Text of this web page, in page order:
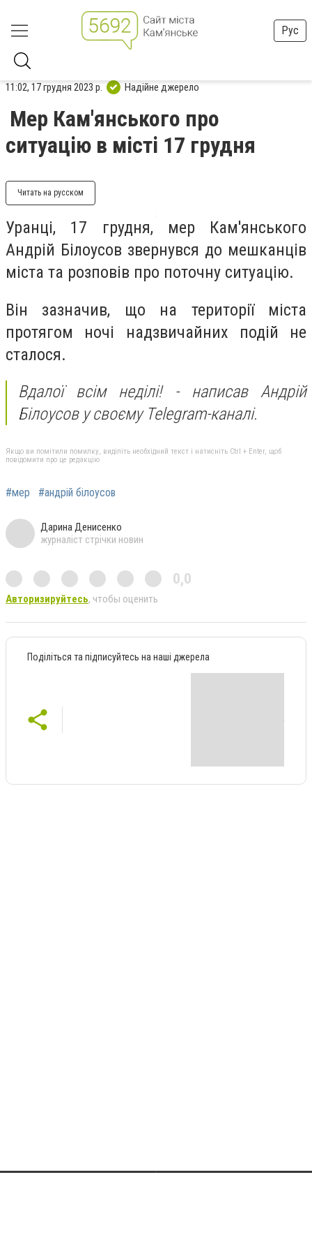
Рус
11:02, 17 грудня 2023 р. Надійне джерело
Мер Кам'янського про
ситуацію в місті 17 грудня
Читать на русском
Уранці, 17 грудня, мер Кам'янського
Андрій Білоусов звернувся до мешканців
міста та розповів про поточну ситуацію.
Він зазначив, що на території міста
протягом ночі надзвичайних подій не
сталося.
Вдалої всім неділі! - написав Андрій
Білоусов у своєму Telegram-каналі.
Якщо ви помітили помилку, виділіть необхідний текст і натисніть Ctrl + Enter, щоб
повідомити про це редакцію
#мер #андрій білоусов
Дарина Денисенко
журналіст стрічки новин
0,0
Авторизируйтесь, чтобы оценить
Поділіться та підписуйтесь на наші джерела